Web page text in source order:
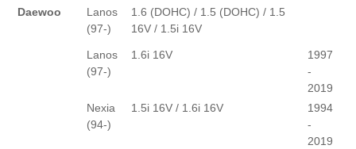
Daewoo
Lanos
(97-)
1.6 (DOHC) / 1.5 (DOHC) / 1.5
16V / 1.5i 16V
Lanos
(97-)
1.6i 16V
1997
-
2019
Nexia
(94-)
1.5i 16V / 1.6i 16V
1994
-
2019